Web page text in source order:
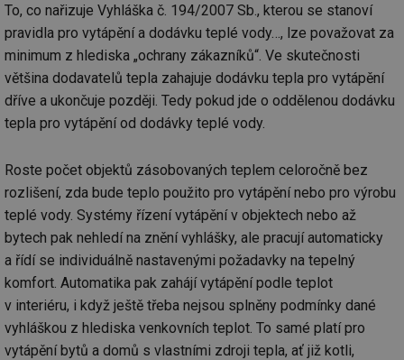
To, co nařizuje Vyhláška č. 194/2007 Sb., kterou se stanoví
pravidla pro vytápění a dodávku teplé vody…, lze považovat za
minimum z hlediska „ochrany zákazníků“. Ve skutečnosti
většina dodavatelů tepla zahajuje dodávku tepla pro vytápění
dříve a ukončuje později. Tedy pokud jde o oddělenou dodávku
tepla pro vytápění od dodávky teplé vody.
Roste počet objektů zásobovaných teplem celoročně bez
rozlišení, zda bude teplo použito pro vytápění nebo pro výrobu
teplé vody. Systémy řízení vytápění v objektech nebo až
bytech pak nehledí na znění vyhlášky, ale pracují automaticky
a řídí se individuálně nastavenými požadavky na tepelný
komfort. Automatika pak zahájí vytápění podle teplot
v interiéru, i když ještě třeba nejsou splněny podmínky dané
vyhláškou z hlediska venkovních teplot. To samé platí pro
vytápění bytů a domů s vlastními zdroji tepla, ať již kotli,